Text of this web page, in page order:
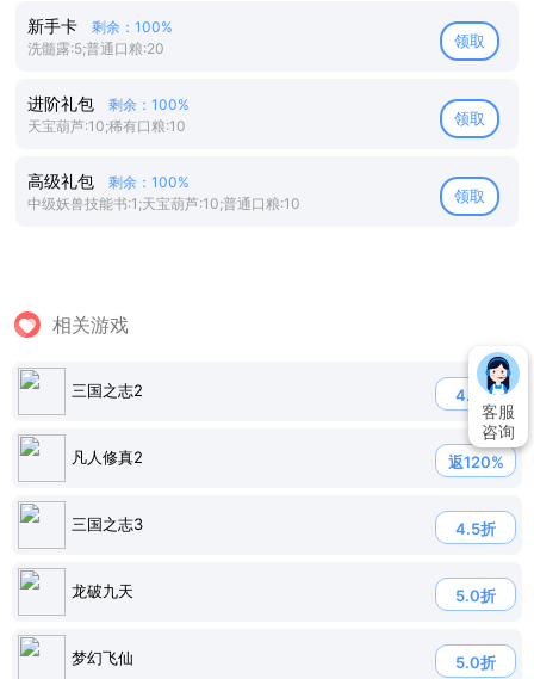
新手卡
剩余：100%
洗髓露:5;普通口粮:20
领取
进阶礼包
剩余：100%
天宝葫芦:10;稀有口粮:10
领取
高级礼包
剩余：100%
中级妖兽技能书:1;天宝葫芦:10;普通口粮:10
领取
相关游戏
三国之志2 4.0折
凡人修真2 返120%
三国之志3 4.5折
龙破九天 5.0折
梦幻飞仙 5.0折
客服
咨询